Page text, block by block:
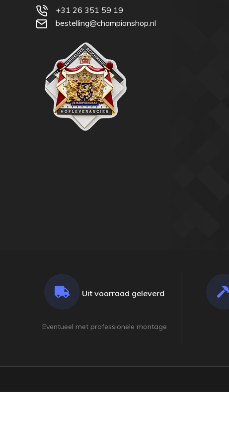
+31 26 351 59 19
bestelling@championshop.nl
Uit voorraad geleverd
Eventueel met professionele montage